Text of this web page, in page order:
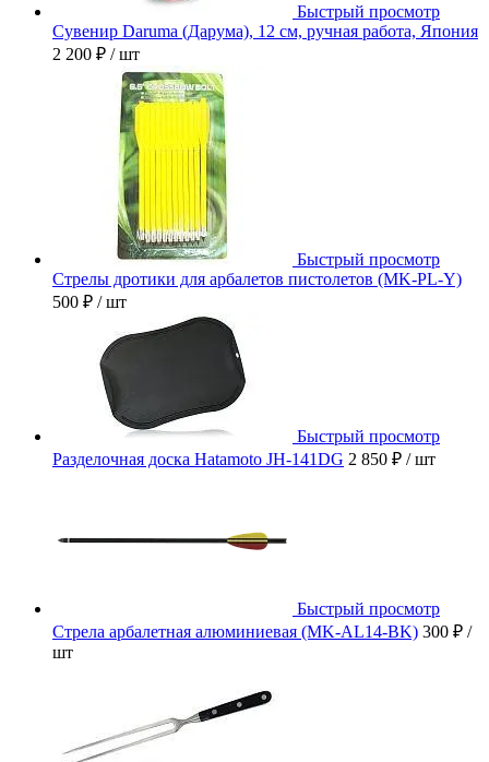
Быстрый просмотр
Сувенир Daruma (Дарума), 12 см, ручная работа, Япония
2 200 ₽ / шт
Быстрый просмотр
Стрелы дротики для арбалетов пистолетов (MK-PL-Y)
500 ₽ / шт
Быстрый просмотр
Разделочная доска Hatamoto JH-141DG 2 850 ₽ / шт
Быстрый просмотр
Стрела арбалетная алюминиевая (MK-AL14-BK) 300 ₽ /
шт